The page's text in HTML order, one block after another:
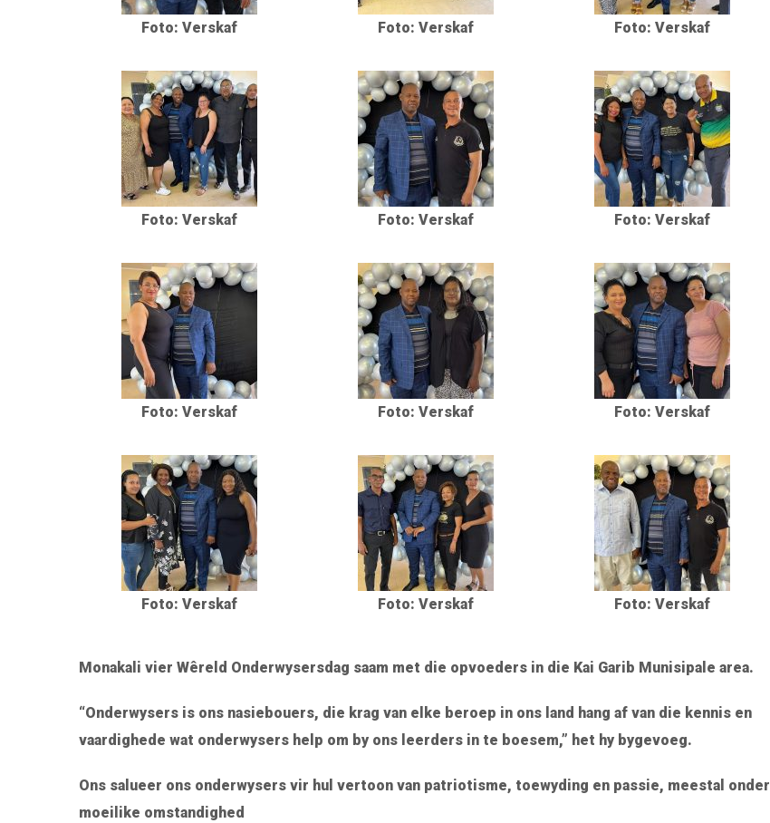
Foto: Verskaf Foto: Verskaf Foto: Verskaf
Foto: Verskaf Foto: Verskaf Foto: Verskaf
Foto: Verskaf Foto: Verskaf Foto: Verskaf
Foto: Verskaf Foto: Verskaf Foto: Verskaf
Monakali vier Wêreld Onderwysersdag saam met die opvoeders in die Kai Garib Munisipale area.
“Onderwysers is ons nasiebouers, die krag van elke beroep in ons land hang af van die kennis en
vaardighede wat onderwysers help om by ons leerders in te boesem,” het hy bygevoeg.
Ons salueer ons onderwysers vir hul vertoon van patriotisme, toewyding en passie, meestal onder
moeilike omstandighed